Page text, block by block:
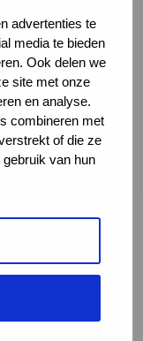
advertenties te
media te bieden
Ook delen we
site met onze
en analyse.
combineren met
of die ze
van hun